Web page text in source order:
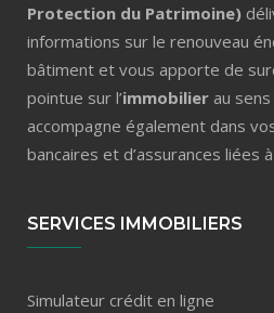
Protection du Patrimoine)
informations sur le renouveau
bâtiment et vous apporte de
pointue sur l’immobilier au
accompagne également dans
bancaires et d’assurances liées à
SERVICES IMMOBILIERS
Simulateur crédit en ligne